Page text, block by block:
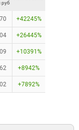
руб
+42245%
+26445%
+10391%
+8942%
+7892%